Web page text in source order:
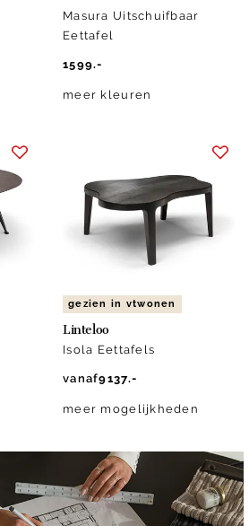
Masura Uitschuifbaar
Eettafel
1599.-
meer kleuren
gezien in vtwonen
Linteloo
Isola Eettafels
vanaf9137.-
meer mogelijkheden